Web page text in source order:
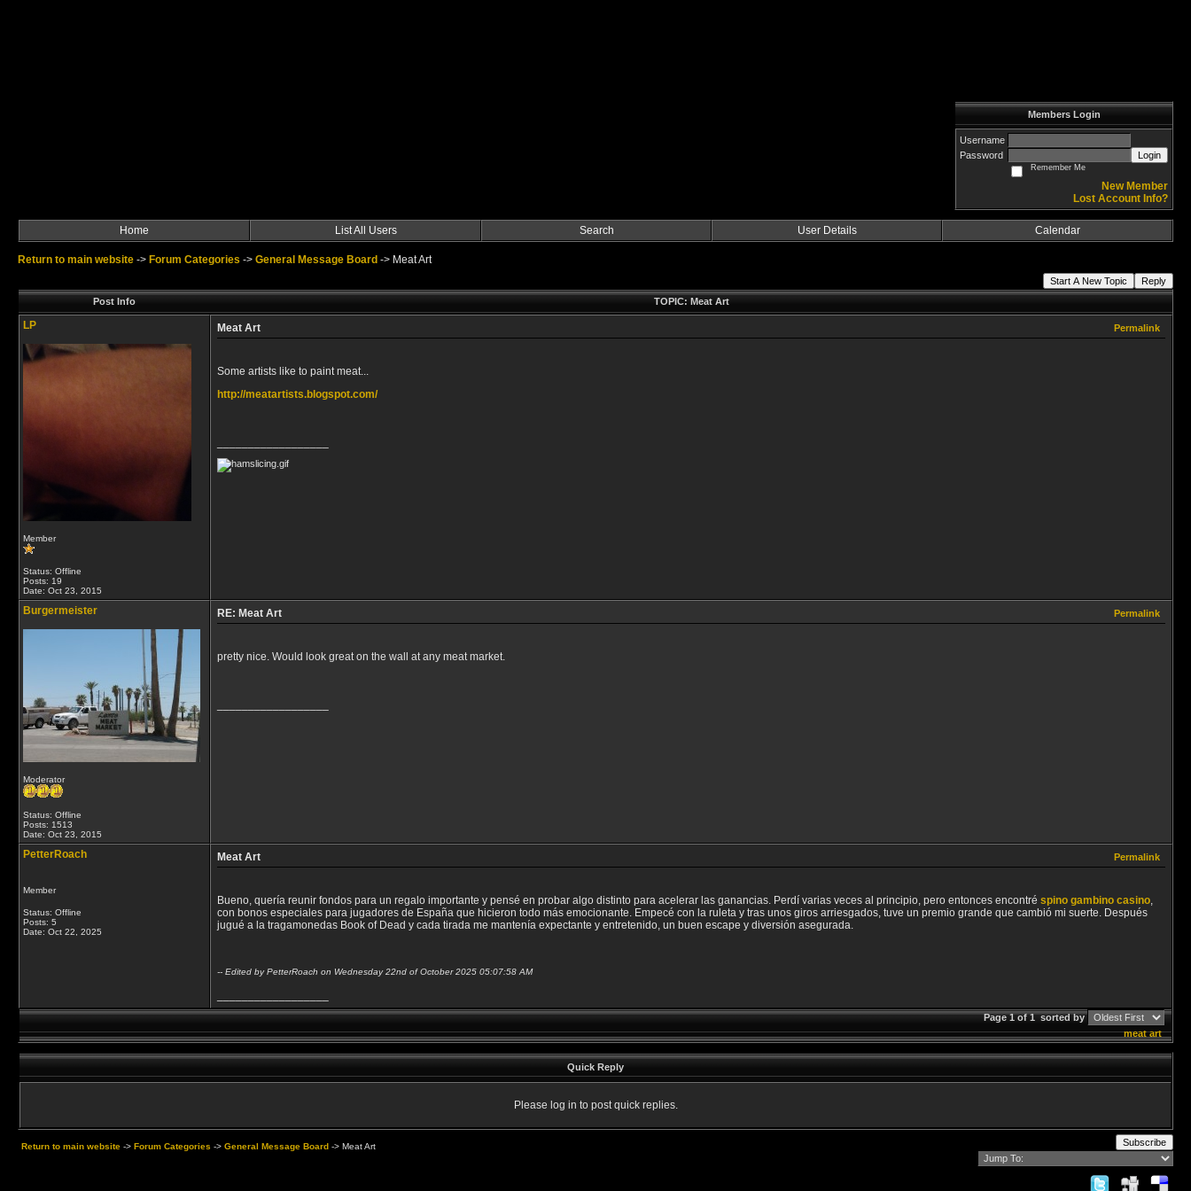
Members Login
Username
Password
Login
Remember Me
New Member
Lost Account Info?
Home List All Users Search User Details Calendar
Return to main website -> Forum Categories -> General Message Board -> Meat Art
Start A New Topic
Reply
Post Info
TOPIC: Meat Art
LP
Member
Status: Offline
Posts: 19
Date: Oct 23, 2015
Meat Art Permalink
Some artists like to paint meat...
http://meatartists.blogspot.com/
Burgermeister
Moderator
Status: Offline
Posts: 1513
Date: Oct 23, 2015
RE: Meat Art Permalink
pretty nice. Would look great on the wall at any meat market.
PetterRoach
Member
Status: Offline
Posts: 5
Date: Oct 22, 2025
Meat Art Permalink
Bueno, quería reunir fondos para un regalo importante y pensé en probar algo distinto para acelerar las ganancias. Perdí varias veces al principio, pero entonces encontré spino gambino casino,
con bonos especiales para jugadores de España que hicieron todo más emocionante. Empecé con la ruleta y tras unos giros arriesgados, tuve un premio grande que cambió mi suerte. Después
jugué a la tragamonedas Book of Dead y cada tirada me mantenía expectante y entretenido, un buen escape y diversión asegurada.
-- Edited by PetterRoach on Wednesday 22nd of October 2025 05:07:58 AM
Page 1 of 1sorted by
meat art
Quick Reply
Please log in to post quick replies.
Return to main website -> Forum Categories -> General Message Board -> Meat Art Subscribe